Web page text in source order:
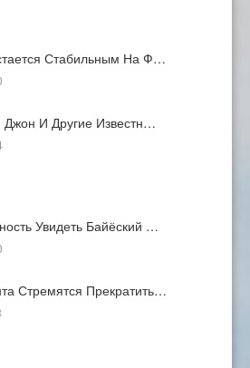
Стабильным На Ф…
И Другие Известн…
Увидеть Байёский …
Стремятся Прекратить…